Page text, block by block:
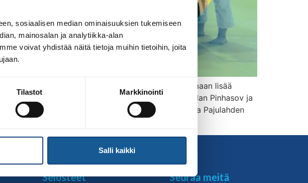
sosiaalisen median ominaisuuksien tukemiseen
mainosalan ja analytiikka-alan
voivat yhdistää näitä tietoja muihin tietoihin, joita
Tilastot Markkinointi
Salli kaikki
joukko totuttelemaan urheilijan arkeen ja oppimaan lisää
olympiavalmentaja Eetu Laamanen apunaan Ruslan Pinhasov ja
Yläkoululeiritykseen haettiin elokuussa ja Pajulahden
Selosteet Seuraa meitä